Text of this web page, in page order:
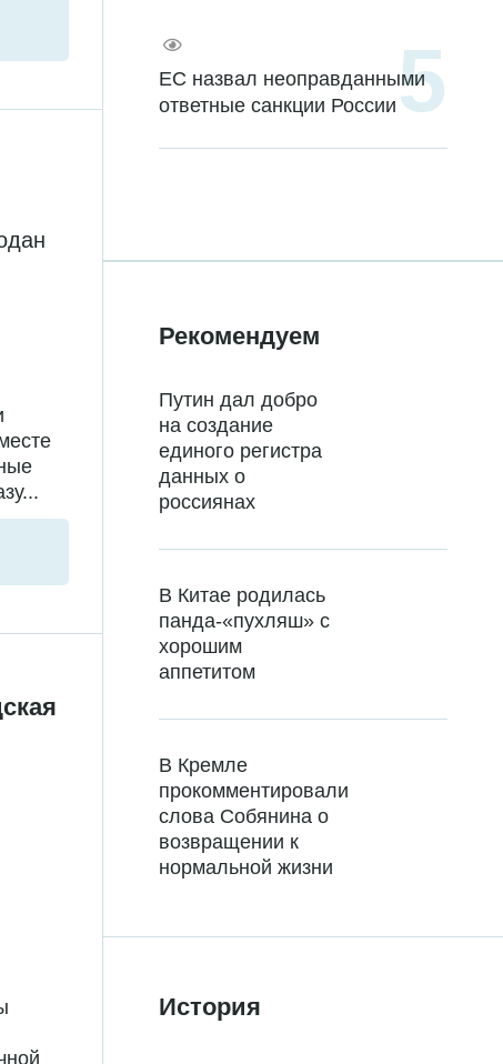
ЕС назвал неоправданными
ответные санкции России
Рекомендуем
Путин дал добро
на создание
единого регистра
данных о
россиянах
В Китае родилась
панда-«пухляш» с
хорошим
аппетитом
В Кремле
прокомментировали
слова Собянина о
возвращении к
нормальной жизни
История